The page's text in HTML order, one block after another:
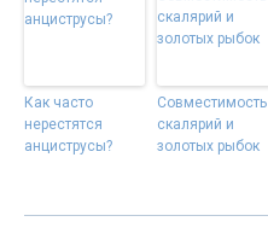
Как часто
нерестятся
анциструсы?
Совместимость
скалярий и
золотых рыбок